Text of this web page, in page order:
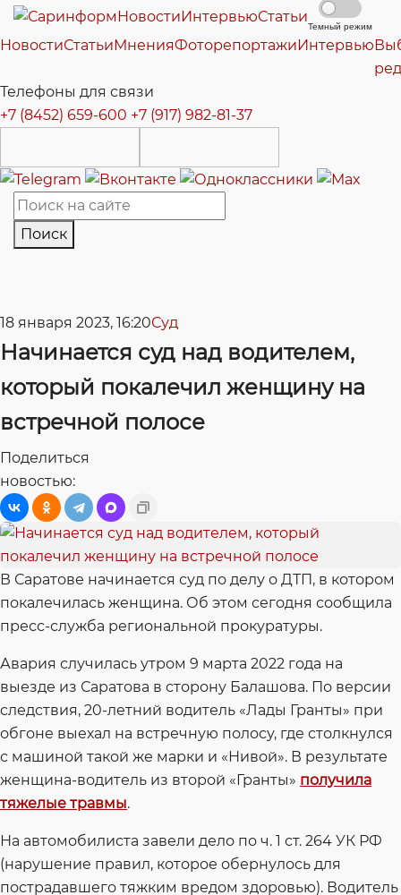
НовостиИнтервьюСтатьи
Темный режим
НовостиСтатьиМненияФоторепортажиИнтервью
Телефоны для связи
+7 (8452) 659-600 +7 (917) 982-81-37
Поиск
18 января 2023, 16:20Суд
Начинается суд над водителем,
который покалечил женщину на
встречной полосе
Поделиться
новостью:
В Саратове начинается суд по делу о ДТП, в котором
покалечилась женщина. Об этом сегодня сообщила
пресс-служба региональной прокуратуры.
Авария случилась утром 9 марта 2022 года на
выезде из Саратова в сторону Балашова. По версии
следствия, 20-летний водитель «Лады Гранты» при
обгоне выехал на встречную полосу, где столкнулся
с машиной такой же марки и «Нивой». В результате
женщина-водитель из второй «Гранты» получила
тяжелые травмы.
На автомобилиста завели дело по ч. 1 ст. 264 УК РФ
(нарушение правил, которое обернулось для
пострадавшего тяжким вредом здоровью). Водитель